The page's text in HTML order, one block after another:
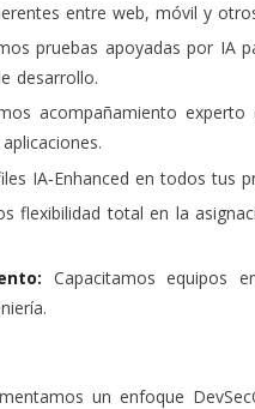
entre web, móvil y
pruebas apoyadas por IA
desarrollo.
acompañamiento
IA‑Enhanced en todos tus
flexibilidad total en la
Capacitamos equipos
un enfoque